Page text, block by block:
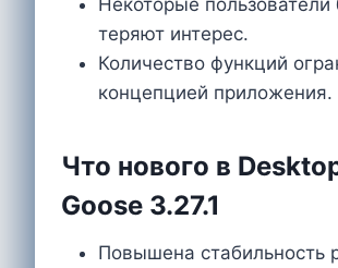
теряют интерес.
Количество функций
концепцией приложения.
Что нового в
Goose 3.27.1
Повышена стабильность